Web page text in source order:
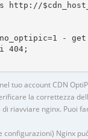
http://
-
404;
tuo account CDN
la correttezza
riavviare nginx. Puoi
configurazioni) Nginx